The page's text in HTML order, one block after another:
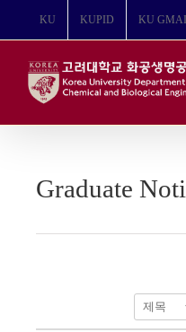
뛰
KU KUPID KU
Graduate